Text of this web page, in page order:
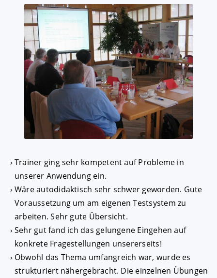
Trainer ging sehr kompetent auf Probleme in
unserer Anwendung ein.
Wäre autodidaktisch sehr schwer geworden. Gute
Voraussetzung um am eigenen Testsystem zu
arbeiten. Sehr gute Übersicht.
Sehr gut fand ich das gelungene Eingehen auf
konkrete Fragestellungen unsererseits!
Obwohl das Thema umfangreich war, wurde es
strukturiert nähergebracht. Die einzelnen Übungen